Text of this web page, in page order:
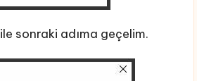
ile sonraki adıma geçelim.